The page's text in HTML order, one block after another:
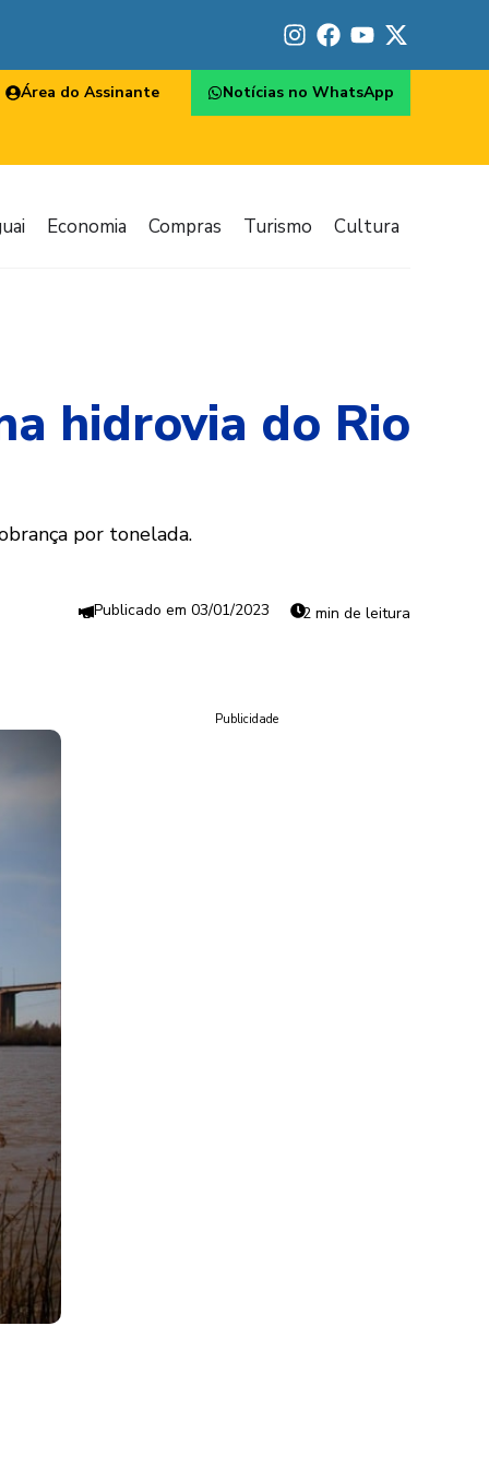
Área do Assinante Notícias no WhatsApp
Economia Compras Turismo Cultura
hidrovia do Rio
por tonelada.
03/01/2023 2 min de leitura
Publicidade